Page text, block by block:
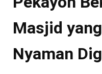
Masjid
Nyaman